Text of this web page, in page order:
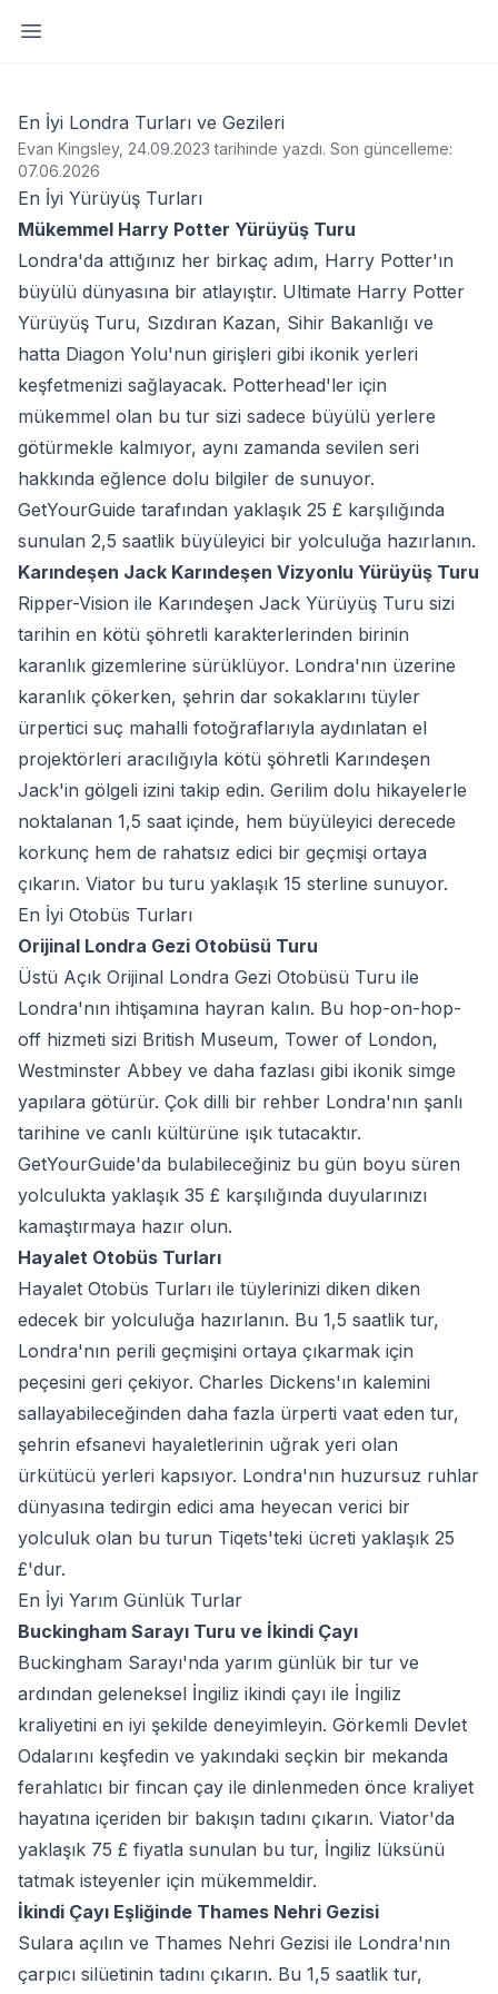
Yan paneli aç
En İyi Londra Turları ve Gezileri
Evan Kingsley, 24.09.2023 tarihinde yazdı. Son güncelleme:
07.06.2026
En İyi Yürüyüş Turları
Mükemmel Harry Potter Yürüyüş Turu
Londra'da attığınız her birkaç adım, Harry Potter'ın
büyülü dünyasına bir atlayıştır. Ultimate Harry Potter
Yürüyüş Turu, Sızdıran Kazan, Sihir Bakanlığı ve
hatta Diagon Yolu'nun girişleri gibi ikonik yerleri
keşfetmenizi sağlayacak. Potterhead'ler için
mükemmel olan bu tur sizi sadece büyülü yerlere
götürmekle kalmıyor, aynı zamanda sevilen seri
hakkında eğlence dolu bilgiler de sunuyor.
GetYourGuide tarafından yaklaşık 25 £ karşılığında
sunulan 2,5 saatlik büyüleyici bir yolculuğa hazırlanın.
Karındeşen Jack Karındeşen Vizyonlu Yürüyüş Turu
Ripper-Vision ile Karındeşen Jack Yürüyüş Turu sizi
tarihin en kötü şöhretli karakterlerinden birinin
karanlık gizemlerine sürüklüyor. Londra'nın üzerine
karanlık çökerken, şehrin dar sokaklarını tüyler
ürpertici suç mahalli fotoğraflarıyla aydınlatan el
projektörleri aracılığıyla kötü şöhretli Karındeşen
Jack'in gölgeli izini takip edin. Gerilim dolu hikayelerle
noktalanan 1,5 saat içinde, hem büyüleyici derecede
korkunç hem de rahatsız edici bir geçmişi ortaya
çıkarın. Viator bu turu yaklaşık 15 sterline sunuyor.
En İyi Otobüs Turları
Orijinal Londra Gezi Otobüsü Turu
Üstü Açık Orijinal Londra Gezi Otobüsü Turu ile
Londra'nın ihtişamına hayran kalın. Bu hop-on-hop-
off hizmeti sizi British Museum, Tower of London,
Westminster Abbey ve daha fazlası gibi ikonik simge
yapılara götürür. Çok dilli bir rehber Londra'nın şanlı
tarihine ve canlı kültürüne ışık tutacaktır.
GetYourGuide'da bulabileceğiniz bu gün boyu süren
yolculukta yaklaşık 35 £ karşılığında duyularınızı
kamaştırmaya hazır olun.
Hayalet Otobüs Turları
Hayalet Otobüs Turları ile tüylerinizi diken diken
edecek bir yolculuğa hazırlanın. Bu 1,5 saatlik tur,
Londra'nın perili geçmişini ortaya çıkarmak için
peçesini geri çekiyor. Charles Dickens'ın kalemini
sallayabileceğinden daha fazla ürperti vaat eden tur,
şehrin efsanevi hayaletlerinin uğrak yeri olan
ürkütücü yerleri kapsıyor. Londra'nın huzursuz ruhlar
dünyasına tedirgin edici ama heyecan verici bir
yolculuk olan bu turun Tiqets'teki ücreti yaklaşık 25
£'dur.
En İyi Yarım Günlük Turlar
Buckingham Sarayı Turu ve İkindi Çayı
Buckingham Sarayı'nda yarım günlük bir tur ve
ardından geleneksel İngiliz ikindi çayı ile İngiliz
kraliyetini en iyi şekilde deneyimleyin. Görkemli Devlet
Odalarını keşfedin ve yakındaki seçkin bir mekanda
ferahlatıcı bir fincan çay ile dinlenmeden önce kraliyet
hayatına içeriden bir bakışın tadını çıkarın. Viator'da
yaklaşık 75 £ fiyatla sunulan bu tur, İngiliz lüksünü
tatmak isteyenler için mükemmeldir.
İkindi Çayı Eşliğinde Thames Nehri Gezisi
Sulara açılın ve Thames Nehri Gezisi ile Londra'nın
çarpıcı silüetinin tadını çıkarın. Bu 1,5 saatlik tur,